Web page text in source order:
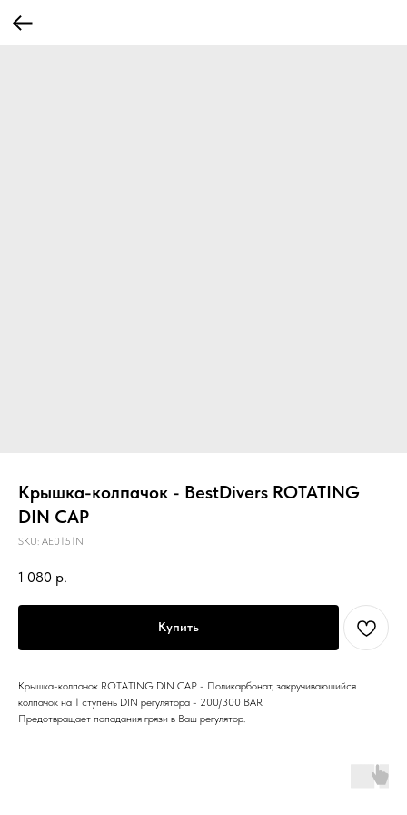
Крышка-колпачок - BestDivers ROTATING
DIN CAP
SKU: AE0151N
1 080 р.
Купить
Крышка-колпачок ROTATING DIN CAP - Поликарбонат, закручиваюшийся
колпачок на 1 ступень DIN регулятора - 200/300 BAR
Предотвращает попадания грязи в Ваш регулятор.